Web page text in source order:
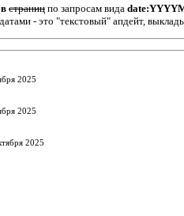
страниц по запросам вида
- это "текстовый" апдейт,
2025
2025
2025